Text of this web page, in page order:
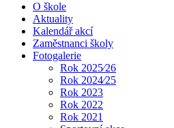
O škole
Aktuality
Kalendář akcí
Zaměstnanci školy
Fotogalerie
Rok 2025⁄26
Rok 2024⁄25
Rok 2023
Rok 2022
Rok 2021